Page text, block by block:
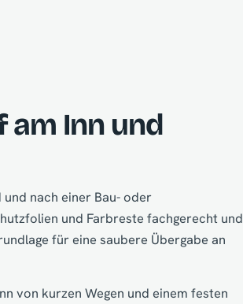
am Inn und
nach einer Bau- oder
und Farbreste fachgerecht und
für eine saubere Übergabe an
von kurzen Wegen und einem festen